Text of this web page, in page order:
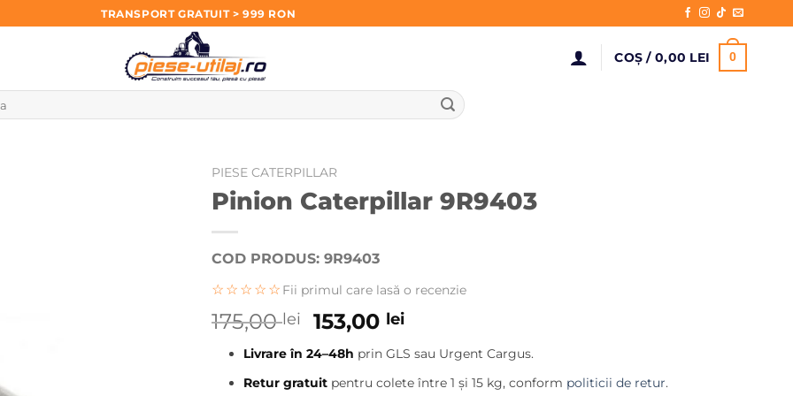
TRANSPORT GRATUIT > 999 RON
COȘ / 0,00 LEI 0
PIESE CATERPILLAR
Pinion Caterpillar 9R9403
COD PRODUS: 9R9403
☆☆☆☆☆ Fii primul care lasă o recenzie
175,00lei
Prețul
a
fost:
153,00 leiPrețul
este:
153,00 lei.
Livrare în 24–48h prin GLS sau Urgent Cargus.
Retur gratuit pentru colete între 1 și 15 kg, conform politicii de retur.